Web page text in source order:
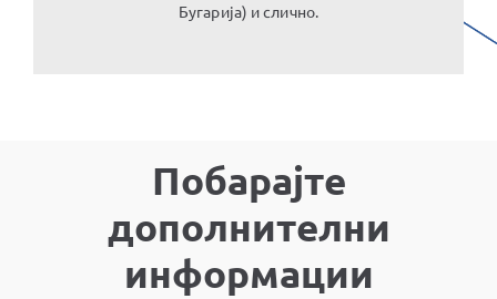
Бугарија) и слично.
Побарајте
дополнителни
информации